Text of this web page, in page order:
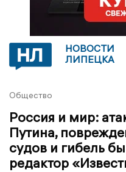
НОВОСТИ
ЛИПЕЦКА
Общество
Россия и мир:
Путина,
судов и гибель
редактор